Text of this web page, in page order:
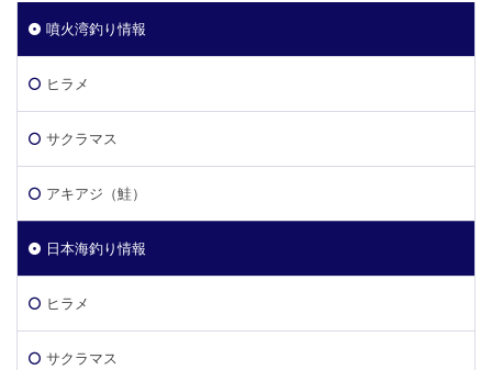
噴火湾釣り情報
ヒラメ
サクラマス
アキアジ（鮭）
日本海釣り情報
ヒラメ
サクラマス